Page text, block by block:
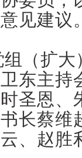
见建议
（扩
东主持
圣恩、
长蔡维
、赵胜